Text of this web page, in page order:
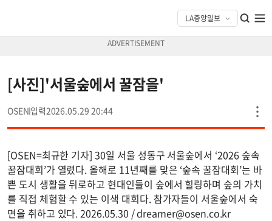
[사진]'서울숲에서 꿀잠을'
OSEN 2026.05.29 20:44
[OSEN=최규한 기자] 30일 서울 성동구 서울숲에서 ‘2026 숲속
꿀잠대회’가 열렸다. 올해로 11년째를 맞은 ‘숲속 꿀잠대회’는 바
쁜 도시 생활을 뒤로하고 현대인들이 숲에서 힐링하며 숲의 가치
를 직접 체험할 수 있는 이색 대회다. 참가자들이 서울숲에서 숙
면을 취하고 있다. 2026.05.30 /dreamer@osen.co.kr